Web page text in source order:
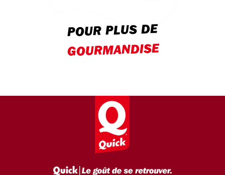
POUR PLUS DE
GOURMANDISE